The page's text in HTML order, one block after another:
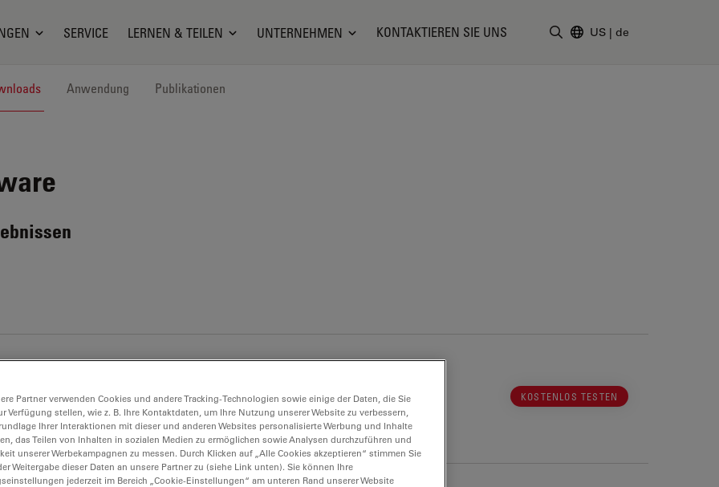
SERVICE LERNEN & TEILEN UNTERNEHMEN KONTAKTIEREN SIE UNS US | de
Anwendung Publikationen
für alle zugänglich, und das ganz ohne KOSTENLOS TESTEN
Partner verwenden Cookies und andere Tracking-Technologien sowie einige der Daten, die Sie
Verfügung stellen, wie z. B. Ihre Kontaktdaten, um Ihre Nutzung unserer Website zu verbessern,
Ihrer Interaktionen mit dieser und anderen Websites personalisierte Werbung und Inhalte
das Teilen von Inhalten in sozialen Medien zu ermöglichen sowie Analysen durchzuführen und
unserer Werbekampagnen zu messen. Durch Klicken auf „Alle Cookies akzeptieren“ stimmen Sie
Weitergabe dieser Daten an unsere Partner zu (siehe Link unten). Sie können Ihre
jederzeit im Bereich „Cookie-Einstellungen“ am unteren Rand unserer Website